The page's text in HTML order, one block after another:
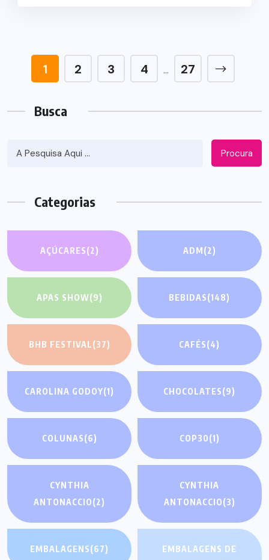
1 2 3 4 … 27
Busca
Procura
Categorias
AÇÚCARES(2) ADM(2)
APAS SHOW(9) BEBIDAS(148)
BHB FESTIVAL(37) CAFÉS(4)
CAROLINA GODOY(1) CHOCOLATES(9)
COLUNAS(6) COP30(1)
CYNTHIA
ANTONACCIO(2)
CYNTHIA
ANTONACCIO(3)
EMBALAGENS(67)
EMBALAGENS DE